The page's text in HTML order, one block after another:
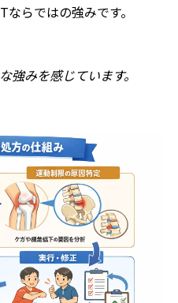
らではの強みです。
強みを感じています。